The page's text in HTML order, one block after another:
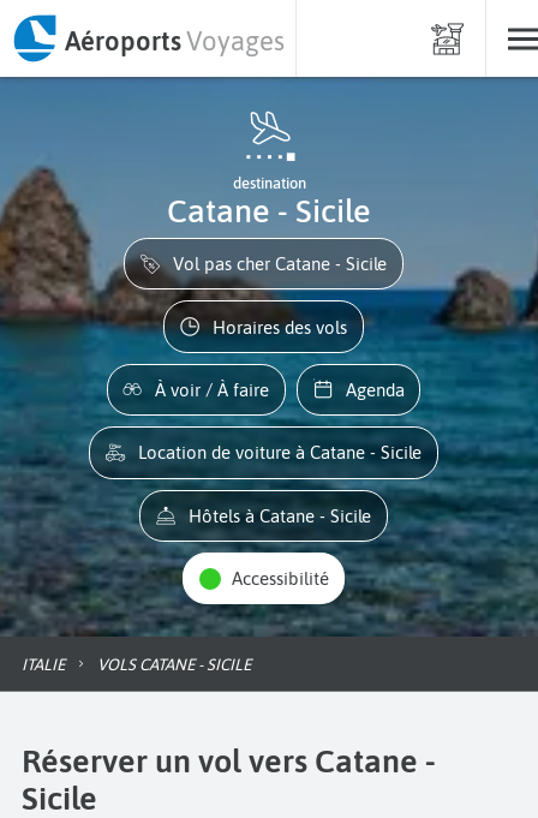
AéroportsVoyages
destination
Catane - Sicile
Vol pas cher Catane - Sicile
Horaires des vols
À voir / À faire Agenda
Location de voiture à Catane - Sicile
Hôtels à Catane - Sicile
Accessibilité
ITALIE VOLS CATANE - SICILE
Réserver un vol vers Catane -
Sicile